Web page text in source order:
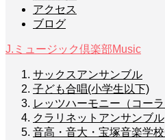
アクセス
ブログ
J.ミュージック倶楽部Music
サックスアンサンブル
子ども合唱(小学生以下)
レッツハーモニー（コーラ
クラリネットアンサンブル
音高・音大・宝塚音楽学